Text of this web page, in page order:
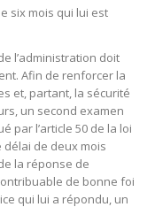
six mois qui lui est
l’administration doit
Afin de renforcer la
et, partant, la sécurité
un second examen
par l’article 50 de la loi
délai de deux mois
la réponse de
de bonne foi
qui lui a répondu, un